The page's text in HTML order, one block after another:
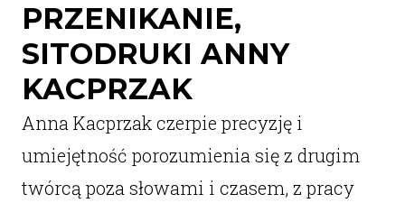
PRZENIKANIE,
SITODRUKI ANNY
KACPRZAK
Anna Kacprzak czerpie precyzję i
umiejętność porozumienia się z drugim
twórcą poza słowami i czasem, z pracy